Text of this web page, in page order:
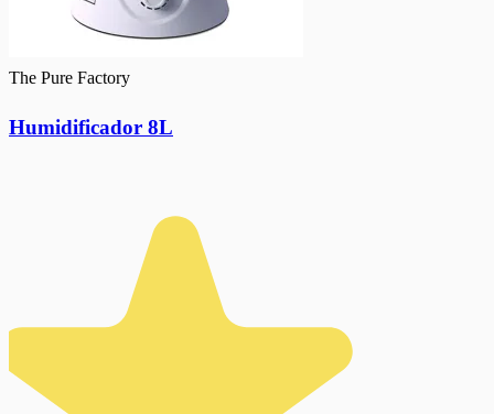
The Pure Factory
Humidificador 8L